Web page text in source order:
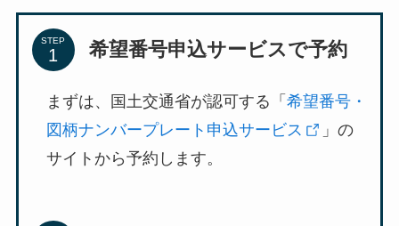
STEP 希望番号申込サービスで予約
まずは、国土交通省が認可する「 希望番号・
図柄ナンバープレート申込サービス
」の
サイトから予約します。